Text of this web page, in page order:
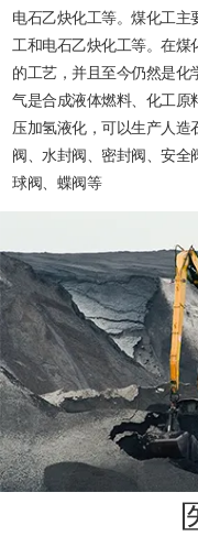
电石乙炔化工等。煤化工主
工和电石乙炔化工等。在煤
的工艺，并且至今仍然是化
气是合成液体燃料、化工原
压加氢液化，可以生产人造
阀、水封阀、密封阀、安全
球阀、蝶阀等